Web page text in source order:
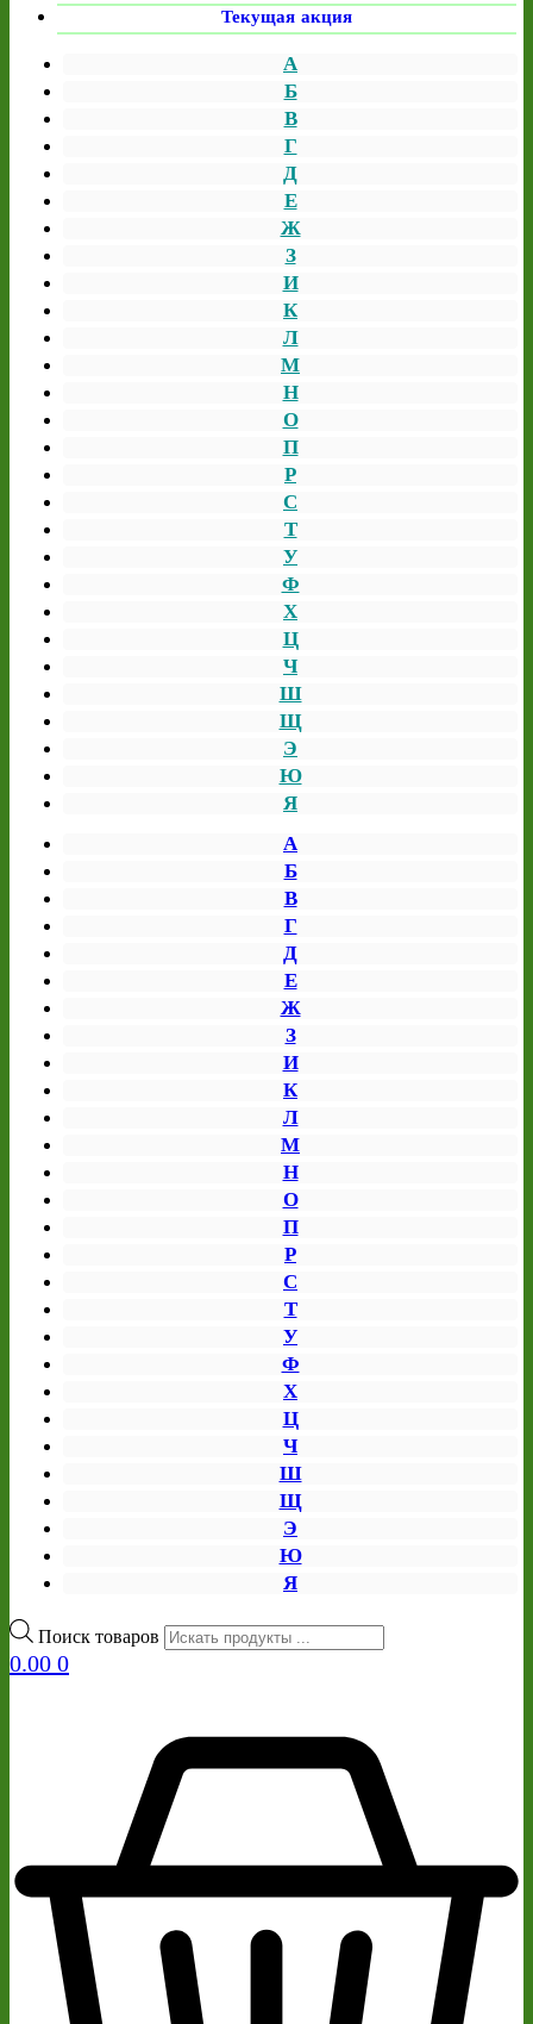
Текущая акция
А
Б
В
Г
Д
Е
Ж
З
И
К
Л
М
Н
О
П
Р
С
Т
У
Ф
Х
Ц
Ч
Ш
Щ
Э
Ю
Я
А
Б
В
Г
Д
Е
Ж
З
И
К
Л
М
Н
О
П
Р
С
Т
У
Ф
Х
Ц
Ч
Ш
Щ
Э
Ю
Я
Поиск товаров
0.00 0